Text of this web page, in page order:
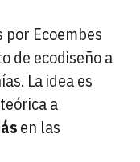
Ecoembes
de ecodiseño a
La idea es
a
en las